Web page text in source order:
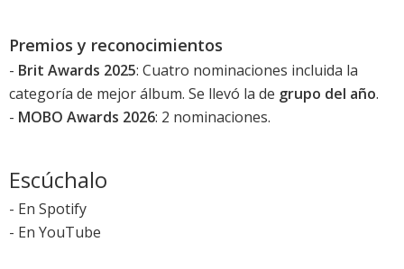
Premios y reconocimientos
- Brit Awards 2025: Cuatro nominaciones incluida la
categoría de mejor álbum. Se llevó la de grupo del año.
- MOBO Awards 2026: 2 nominaciones.
Escúchalo
- En Spotify
- En YouTube